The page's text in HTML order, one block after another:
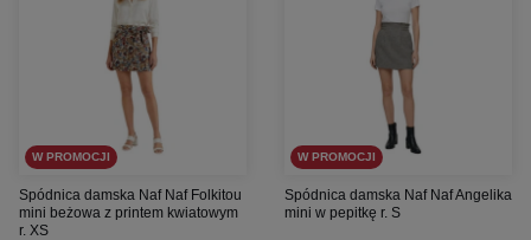
W PROMOCJI
Spódnica damska Naf Naf Folkitou
mini beżowa z printem kwiatowym
r. XS
W PROMOCJI
Spódnica damska Naf Naf Angelika
mini w pepitkę r. S